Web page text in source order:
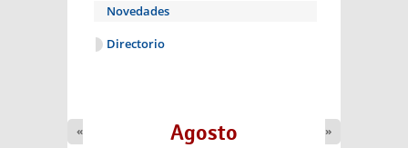
Novedades
Directorio
Agosto
« »